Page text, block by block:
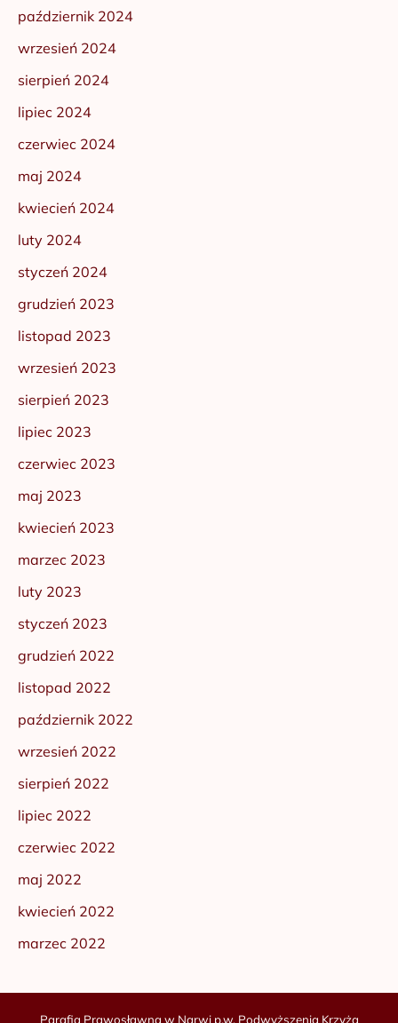
październik 2024
wrzesień 2024
sierpień 2024
lipiec 2024
czerwiec 2024
maj 2024
kwiecień 2024
luty 2024
styczeń 2024
grudzień 2023
listopad 2023
wrzesień 2023
sierpień 2023
lipiec 2023
czerwiec 2023
maj 2023
kwiecień 2023
marzec 2023
luty 2023
styczeń 2023
grudzień 2022
listopad 2022
październik 2022
wrzesień 2022
sierpień 2022
lipiec 2022
czerwiec 2022
maj 2022
kwiecień 2022
marzec 2022
Parafia Prawosławna w Narwi p.w. Podwyższenia Krzyża